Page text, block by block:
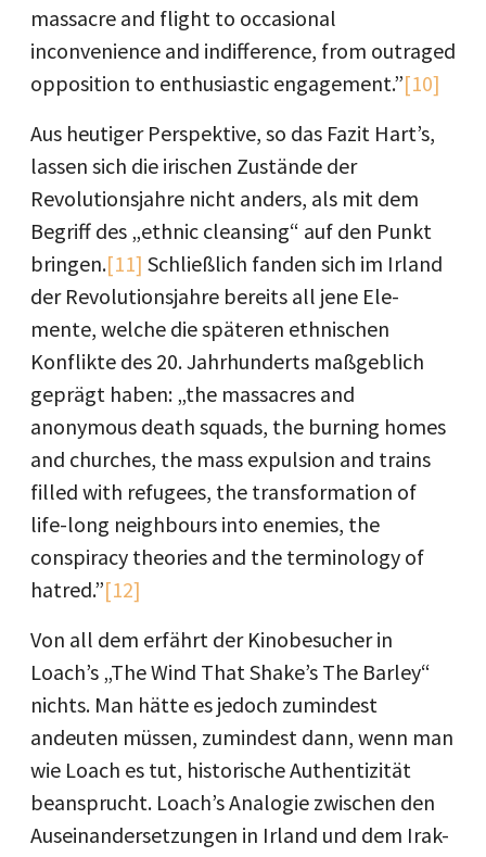
massacre and flight to occasional
inconvenience and indifference, from outraged
opposition to enthusiastic engagement.”[10]
Aus heutiger Perspektive, so das Fazit Hart’s,
lassen sich die irischen Zustände der
Revolutionsjahre nicht anders, als mit dem
Begriff des „ethnic cleansing“ auf den Punkt
bringen.[11] Schließlich fanden sich im Irland
der Revolutionsjahre bereits all jene Ele-
mente, welche die späteren ethnischen
Konflikte des 20. Jahrhunderts maßgeblich
geprägt haben: „the massacres and
anonymous death squads, the burning homes
and churches, the mass expulsion and trains
filled with refugees, the transformation of
life-long neighbours into enemies, the
conspiracy theories and the terminology of
hatred.”[12]
Von all dem erfährt der Kinobesucher in
Loach’s „The Wind That Shake’s The Barley“
nichts. Man hätte es jedoch zumindest
andeuten müssen, zumindest dann, wenn man
wie Loach es tut, historische Authentizität
beansprucht. Loach’s Analogie zwischen den
Auseinandersetzungen in Irland und dem Irak-